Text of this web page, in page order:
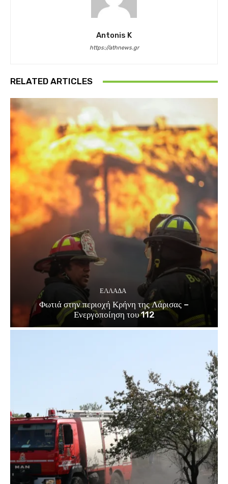
Antonis K
https://athnews.gr
RELATED ARTICLES
ΕΛΛΑΔΑ
Φωτιά στην περιοχή Κρήνη της Λάρισας –
Ενεργοποίηση του 112